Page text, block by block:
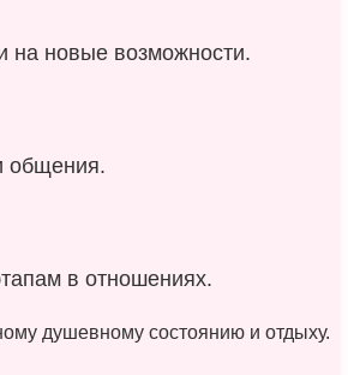
на новые возможности.
общения.
в отношениях.
душевному состоянию и отдыху.